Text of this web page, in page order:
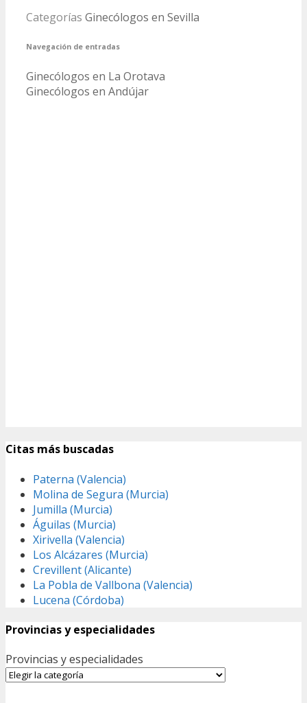
Categorías Ginecólogos en Sevilla
Navegación de entradas
Ginecólogos en La Orotava
Ginecólogos en Andújar
Citas más buscadas
Paterna (Valencia)
Molina de Segura (Murcia)
Jumilla (Murcia)
Águilas (Murcia)
Xirivella (Valencia)
Los Alcázares (Murcia)
Crevillent (Alicante)
La Pobla de Vallbona (Valencia)
Lucena (Córdoba)
Provincias y especialidades
Provincias y especialidades